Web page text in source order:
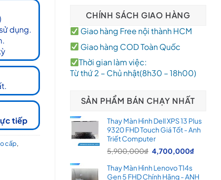
CHÍNH SÁCH GIAO HÀNG
Giao hàng Free nội thành HCM
Giao hàng COD Toàn Quốc
Thời gian làm việc:
Từ thứ 2 – Chủ nhật(8h30 – 18h00)
SẢN PHẨM BÁN CHẠY NHẤT
Thay Màn Hình Dell XPS 13 Plus
9320 FHD Touch Giá Tốt - Anh
Triết Computer
5,900,000₫ Giá
là:
4,700,000₫
Thay Màn Hình Lenovo T14s
Gen 5 FHD Chính Hãng - ANH
dụng.
tiếp
cấp,